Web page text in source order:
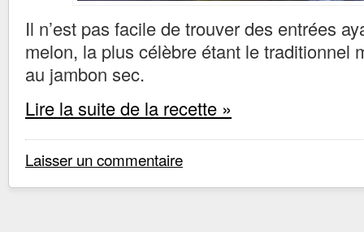
Il n’est pas facile de trouver des entrées
melon, la plus célèbre étant le traditionnel
au jambon sec.
Lire la suite de la recette »
Laisser un commentaire